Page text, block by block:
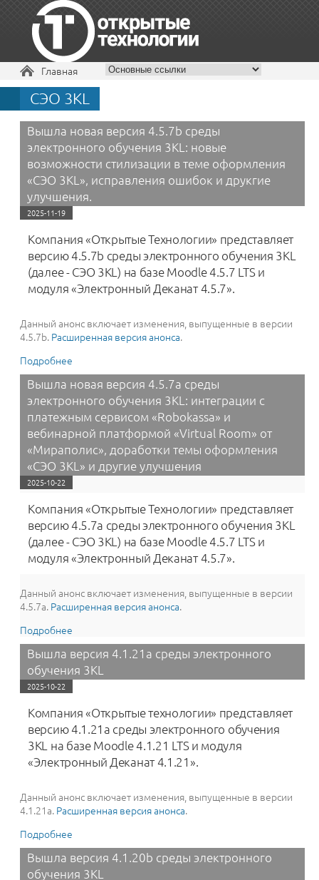
Вы здесь
Главная
СЭО 3KL
Вышла новая версия 4.5.7b среды
электронного обучения 3KL: новые
возможности стилизации в теме оформления
«СЭО 3KL», исправления ошибок и друкгие
улучшения.
2025-11-19
Компания «Открытые Технологии» представляет
версию 4.5.7b среды электронного обучения 3KL
(далее - СЭО 3KL) на базе Moodle 4.5.7 LTS и
модуля «Электронный Деканат 4.5.7».
Данный анонс включает изменения, выпущенные в версии
4.5.7b. Расширенная версия анонса.
Подробнее
обучения 3KL: новые возможности стилизации в
теме оформления «СЭО 3KL», исправления ошибок и
друкгие улучшения.
Вышла новая версия 4.5.7a среды
электронного обучения 3KL: интеграции с
платежным сервисом «Robokassa» и
вебинарной платформой «Virtual Room» от
«Мираполис», доработки темы оформления
«‎СЭО 3KL» и другие улучшения
2025-10-22
Компания «Открытые Технологии» представляет
версию 4.5.7a среды электронного обучения 3KL
(далее - СЭО 3KL) на базе Moodle 4.5.7 LTS и
модуля «Электронный Деканат 4.5.7».
Данный анонс включает изменения, выпущенные в версии
4.5.7a. Расширенная версия анонса.
Подробнее
обучения 3KL: интеграции с платежным сервисом
«Robokassa» и вебинарной платформой «Virtual
Room» от «Мираполис», доработки темы оформления
«‎СЭО 3KL» и другие улучшения
Вышла версия 4.1.21a среды электронного
обучения 3KL
2025-10-22
Компания «Открытые технологии» представляет
версию 4.1.21a среды электронного обучения
3KL на базе Moodle 4.1.21 LTS и модуля
«Электронный Деканат 4.1.21».
Данный анонс включает изменения, выпущенные в версии
4.1.21a. Расширенная версия анонса.
Подробнее
обучения 3KL
Вышла версия 4.1.20b среды электронного
обучения 3KL